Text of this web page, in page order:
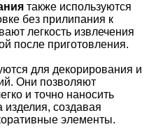
также используются
без прилипания к
легкость извлечения
после приготовления.
для декорирования и
Они позволяют
и точно наносить
изделия, создавая
элементы.